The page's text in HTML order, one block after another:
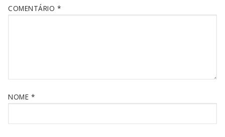
COMENTÁRIO *
NOME *